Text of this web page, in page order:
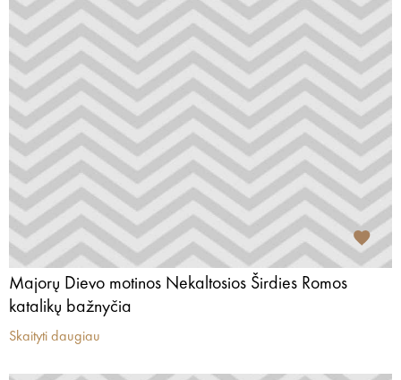
Majorų Dievo motinos Nekaltosios Širdies Romos
katalikų bažnyčia
Skaityti daugiau